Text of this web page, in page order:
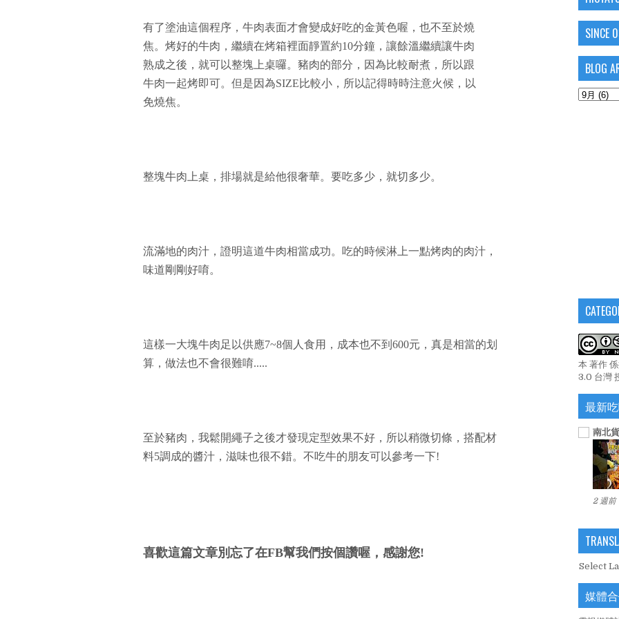
有了塗油這個程序，牛肉表面才會變成好吃的金黃色喔，也不至於燒
焦。烤好的牛肉，繼續在烤箱裡面靜置約10分鐘，讓餘溫繼續讓牛肉
熟成之後，就可以整塊上桌囉。豬肉的部分，因為比較耐煮，所以跟
牛肉一起烤即可。但是因為SIZE比較小，所以記得時時注意火候，以
免燒焦。
整塊牛肉上桌，排場就是給他很奢華。要吃多少，就切多少。
流滿地的肉汁，證明這道牛肉相當成功。吃的時候淋上一點烤肉的肉汁，
味道剛剛好唷。
這樣一大塊牛肉足以供應7~8個人食用，成本也不到600元，真是相當的划
算，做法也不會很難唷.....
至於豬肉，我鬆開繩子之後才發現定型效果不好，所以稍微切條，搭配材
料5調成的醬汁，滋味也很不錯。不吃牛的朋友可以參考一下!
喜歡這篇文章別忘了在FB幫我們按個讚喔，感謝您!
SINCE
BLOG
本 著作
3.0 台灣
最新
南北
2 週前
Select
媒體